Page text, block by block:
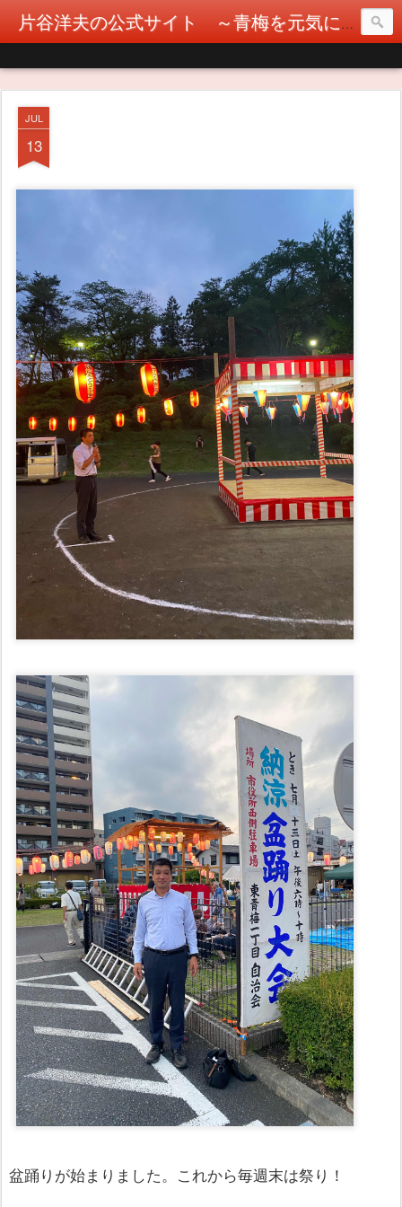
片谷洋夫の公式サイト ～青梅を元気に！カタヤぶりな挑戦！～
JUL
13
盆踊りが始まりました。これから毎週末は祭り！